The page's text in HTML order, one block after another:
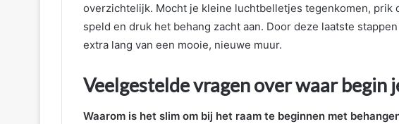
overzichtelijk. Mocht je kleine luchtbelletjes tegenkomen, prik
speld en druk het behang zacht aan. Door deze laatste
extra lang van een mooie, nieuwe muur.
Veelgestelde vragen over waar begin
Waarom is het slim om bij het raam te beginnen met